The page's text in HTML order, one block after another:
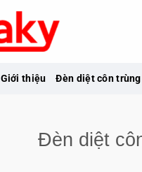
Giới thiệu Đèn diệt côn
Đèn diệt